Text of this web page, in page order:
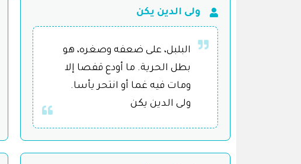
ولى الدين يكن
البلبل، على ضعفه وصغره، هو
بطل الحرية. ما أودع قفصا إلا
ومات فيه غما أو انتحر يأسا.
ولى الدين يكن